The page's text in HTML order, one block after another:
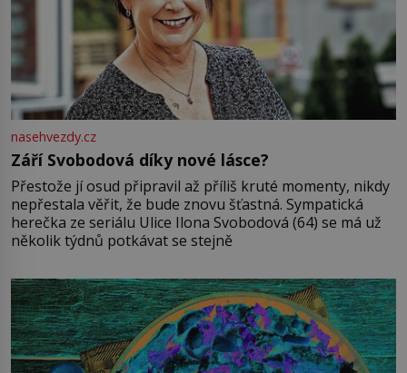
nasehvezdy.cz
Září Svobodová díky nové lásce?
Přestože jí osud připravil až příliš kruté momenty, nikdy
nepřestala věřit, že bude znovu šťastná. Sympatická
herečka ze seriálu Ulice Ilona Svobodová (64) se má už
několik týdnů potkávat se stejně